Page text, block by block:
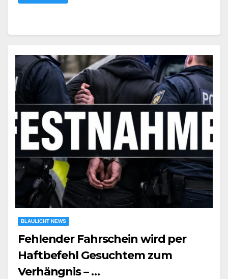
BLAULICHT NEWS
Fehlender Fahrschein wird per
Haftbefehl Gesuchtem zum
Verhängnis – …